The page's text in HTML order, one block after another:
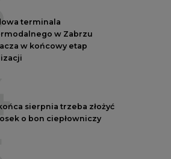
terminala
w Zabrzu
w końcowy etap
sierpnia trzeba złożyć
o bon ciepłowniczy